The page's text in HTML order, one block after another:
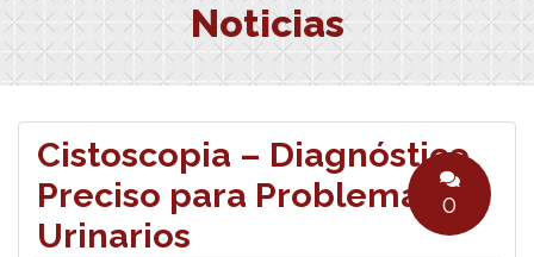
Noticias
Cistoscopia – Diagnóstico
Preciso para Problemas
Urinarios
0